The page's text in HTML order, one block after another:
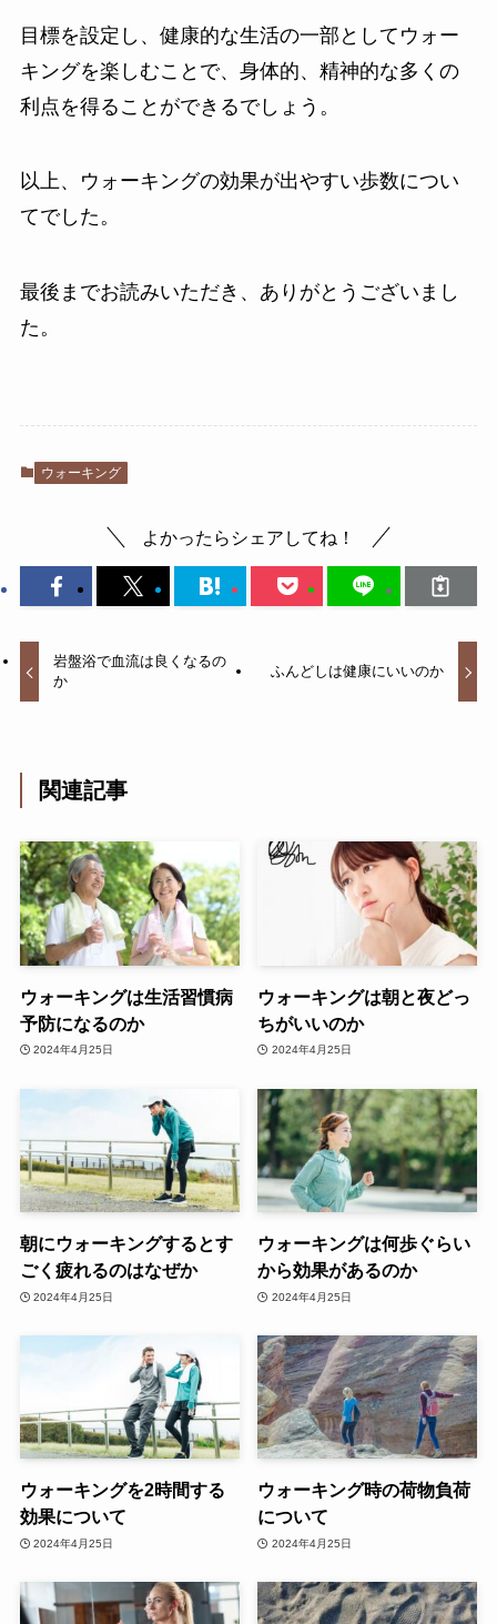
目標を設定し、健康的な生活の一部としてウォー
キングを楽しむことで、身体的、精神的な多くの
利点を得ることができるでしょう。
以上、ウォーキングの効果が出やすい歩数につい
てでした。
最後までお読みいただき、ありがとうございまし
た。
ウォーキング
よかったらシェアしてね！
岩盤浴で血流は良くなるの
か
ふんどしは健康にいいのか
関連記事
ウォーキングは生活習慣病
予防になるのか
2024年4月25日
ウォーキングは朝と夜どっ
ちがいいのか
2024年4月25日
朝にウォーキングするとす
ごく疲れるのはなぜか
2024年4月25日
ウォーキングは何歩ぐらい
から効果があるのか
2024年4月25日
ウォーキングを2時間する
効果について
2024年4月25日
ウォーキング時の荷物負荷
について
2024年4月25日